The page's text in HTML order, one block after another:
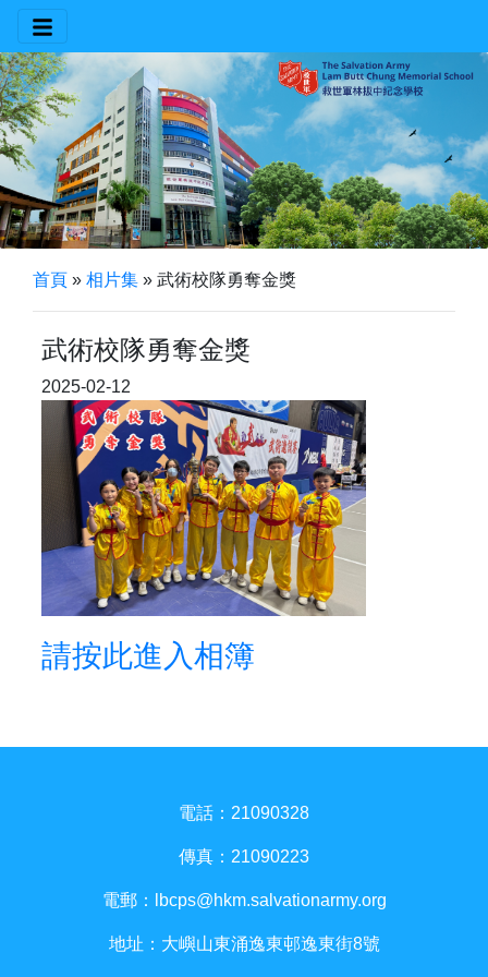
首頁 » 相片集 » 武術校隊勇奪金獎
武術校隊勇奪金獎
2025-02-12
請按此進入相簿
電話：21090328
傳真：21090223
電郵： lbcps@hkm.salvationarmy.org
地址：大嶼山東涌逸東邨逸東街8號